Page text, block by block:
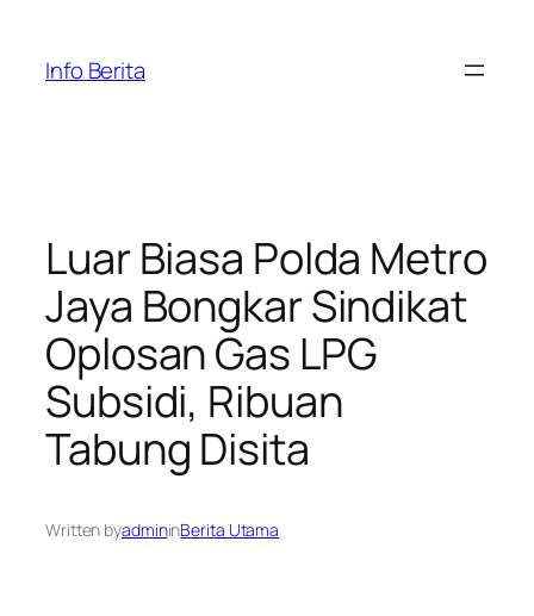
content
Info Berita
Luar Biasa Polda Metro
Jaya Bongkar Sindikat
Oplosan Gas LPG
Subsidi, Ribuan
Tabung Disita
Written byadmininBerita Utama